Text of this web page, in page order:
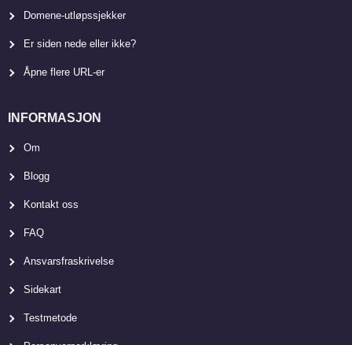
Domene-utløpssjekker
Er siden nede eller ikke?
Åpne flere URL-er
INFORMASJON
Om
Blogg
Kontakt oss
FAQ
Ansvarsfraskrivelse
Sidekart
Testmetode